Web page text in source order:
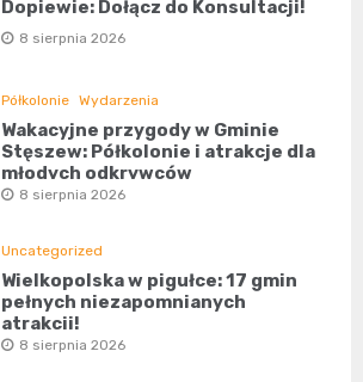
Dopiewie: Dołącz do Konsultacji!
8 sierpnia 2026
Półkolonie Wydarzenia
Wakacyjne przygody w Gminie
Stęszew: Półkolonie i atrakcje dla
młodych odkrywców
8 sierpnia 2026
Uncategorized
Wielkopolska w pigułce: 17 gmin
pełnych niezapomnianych
atrakcji!
8 sierpnia 2026